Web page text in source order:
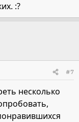
:?
#7
несколько